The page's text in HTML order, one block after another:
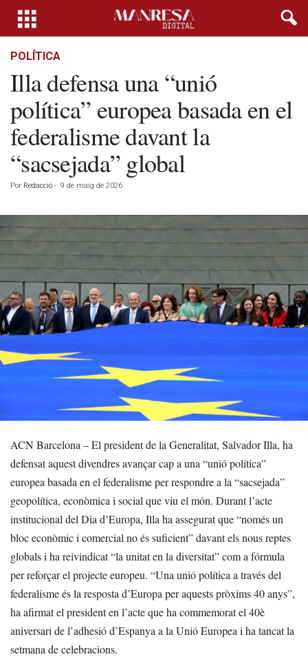
POLÍTICA
Illa defensa una “unió
política” europea basada en el
federalisme davant la
“sacsejada” global
Por Redacció - 9 de maig de 2026
ACN Barcelona – El president de la Generalitat, Salvador Illa, ha
defensat aquest divendres avançar cap a una “unió política”
europea basada en el federalisme per respondre a la “sacsejada”
geopolítica, econòmica i social que viu el món. Durant l’acte
institucional del Dia d’Europa, Illa ha assegurat que “només un
bloc econòmic i comercial no és suficient” davant els nous reptes
globals i ha reivindicat “la unitat en la diversitat” com a fórmula
per reforçar el projecte europeu. “Una unió política a través del
federalisme és la resposta d’Europa per aquests pròxims 40 anys”,
ha afirmat el president en l’acte que ha commemorat el 40è
aniversari de l’adhesió d’Espanya a la Unió Europea i ha tancat la
setmana de celebracions.